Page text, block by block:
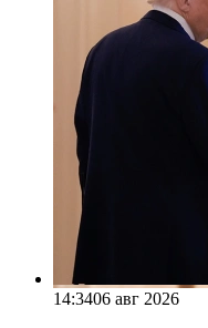
14:3406 авг 2026